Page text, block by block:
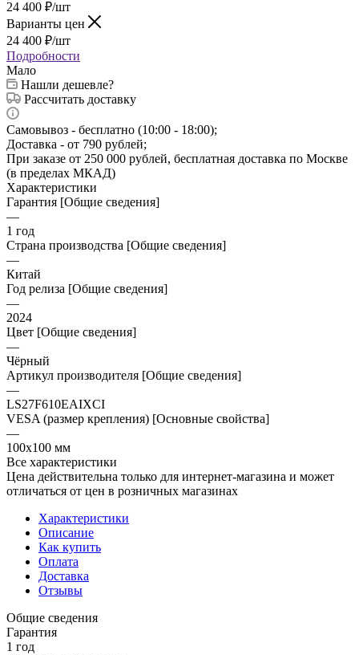
24 400 ₽/шт
Варианты цен
24 400 ₽/шт
Подробности
Мало
Нашли дешевле?
Рассчитать доставку
Самовывоз - бесплатно (10:00 - 18:00);
Доставка - от 790 рублей;
При заказе от 250 000 рублей, бесплатная доставка по Москве
(в пределах МКАД)
Характеристики
Гарантия [Общие сведения]
—
1 год
Страна производства [Общие сведения]
—
Китай
Год релиза [Общие сведения]
—
2024
Цвет [Общие сведения]
—
Чёрный
Артикул производителя [Общие сведения]
—
LS27F610EAIXCI
VESA (размер крепления) [Основные свойства]
—
100x100 мм
Все характеристики
Цена действительна только для интернет-магазина и может
отличаться от цен в розничных магазинах
Характеристики
Описание
Как купить
Оплата
Доставка
Отзывы
Общие сведения
Гарантия
1 год